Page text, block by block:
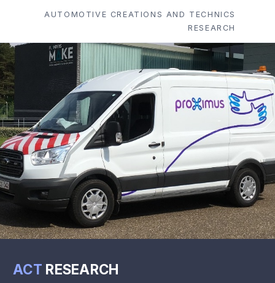
AUTOMOTIVE CREATIONS AND TECHNICS
RESEARCH
ACT RESEARCH